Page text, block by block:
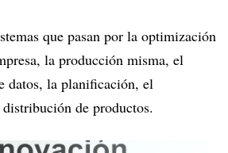
que pasan por la optimización
la producción misma, el
datos, la planificación, el
de productos.